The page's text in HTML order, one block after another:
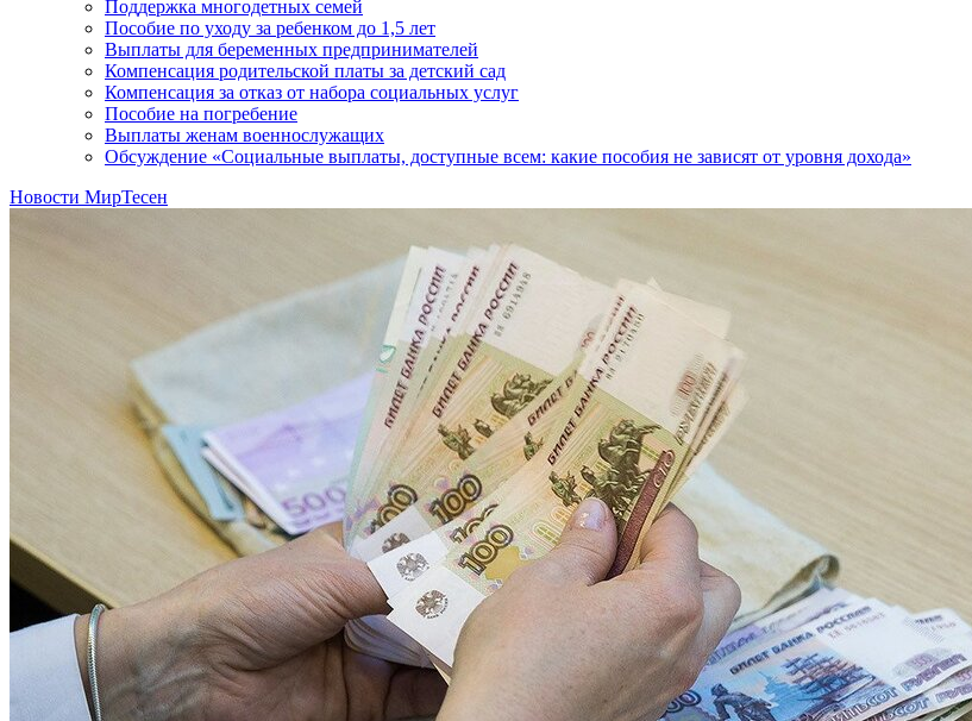
Поддержка многодетных семей
Пособие по уходу за ребенком до 1,5 лет
Выплаты для беременных предпринимателей
Компенсация родительской платы за детский сад
Компенсация за отказ от набора социальных услуг
Пособие на погребение
Выплаты женам военнослужащих
Обсуждение «Социальные выплаты, доступные всем: какие пособия не зависят от уровня дохода»
Новости МирТесен